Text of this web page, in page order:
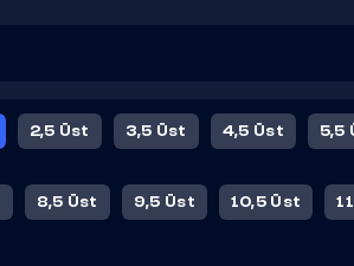
2,5 Üst 3,5 Üst 4,5 Üst 5,5
8,5 Üst 9,5 Üst 10,5 Üst